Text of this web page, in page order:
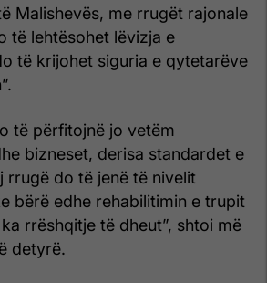
Malishevës, me rrugët rajonale
të lehtësohet lëvizja e
të krijohet siguria e qytetarëve
të përfitojnë jo vetëm
bizneset, derisa standardet e
rrugë do të jenë të nivelit
bërë edhe rehabilitimin e trupit
rrëshqitje të dheut”, shtoi më
detyrë.